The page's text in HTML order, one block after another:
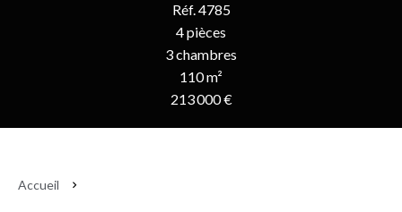
Réf. 4785
4 pièces
3 chambres
110 m²
213 000 €
Accueil